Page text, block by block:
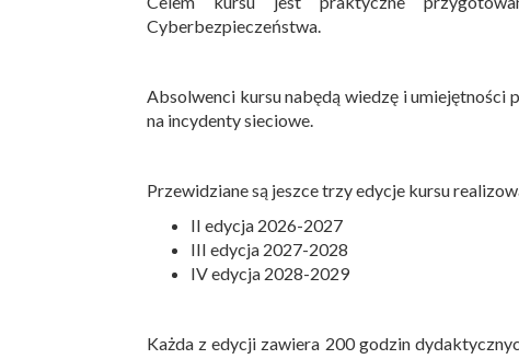
Cyberbezpieczeństwa.
Absolwenci kursu nabędą wiedzę i umiejętności
na incydenty sieciowe.
Przewidziane są jeszce trzy edycje kursu
II edycja 2026-2027
III edycja 2027-2028
IV edycja 2028-2029
Każda z edycji zawiera 200 godzin